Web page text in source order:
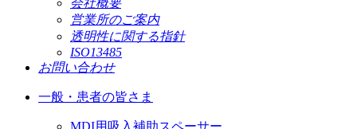
会社概要
営業所のご案内
透明性に関する指針
ISO13485
お問い合わせ
一般・患者の皆さま
MDI用吸入補助スペーサー